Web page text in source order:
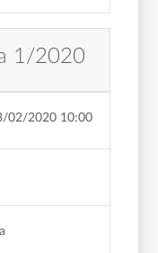
1/2020
02/2020 10:00